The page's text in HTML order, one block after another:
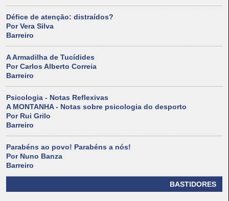
Défice de atenção: distraídos?
Por Vera Silva
Barreiro
A Armadilha de Tucídides
Por Carlos Alberto Correia
Barreiro
Psicologia - Notas Reflexivas
A MONTANHA - Notas sobre psicologia do desporto
Por Rui Grilo
Barreiro
Parabéns ao povo! Parabéns a nós!
Por Nuno Banza
Barreiro
BASTIDORES